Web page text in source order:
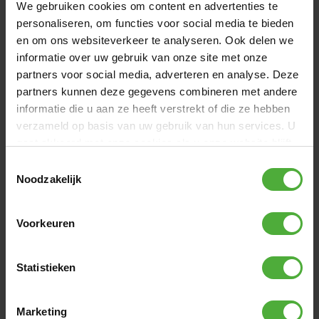
We gebruiken cookies om content en advertenties te
personaliseren, om functies voor social media te bieden
en om ons websiteverkeer te analyseren. Ook delen we
informatie over uw gebruik van onze site met onze
partners voor social media, adverteren en analyse. Deze
partners kunnen deze gegevens combineren met andere
informatie die u aan ze heeft verstrekt of die ze hebben
verzameld op basis van uw gebruik van hun services. U
Noodzakelijk
Voorkeuren
Statistieken
Marketing
COMFORT SICHERHEITSNETZ
Favorit InGround Trampoline sind mit einem Comfort
Sicherheitsnetz erhältlich. Dieses verfügt über einen
überlappenden, selbstschließenden Eingang. So ist das
Netz immer sicher geschlossen! Die stabilen Pfosten des
Netzes sind vollständig mit einer dicken Schaumschicht
umhüllt. Dieses weiche Material absorbiert mögliche
SCHUTZRAND
Schutzrand des Favorit ist mit 20 mm dickem
du immer weich und sicher landest. Der Rand ist langlebig
89,- 159
BEWERTUNGEN BERG FAVORIT INGROUND 330
GREEN + SAFETY NET COMFORT
149 Bewertungen
EINE BEWERTUNG SCHREIBEN
+ 10